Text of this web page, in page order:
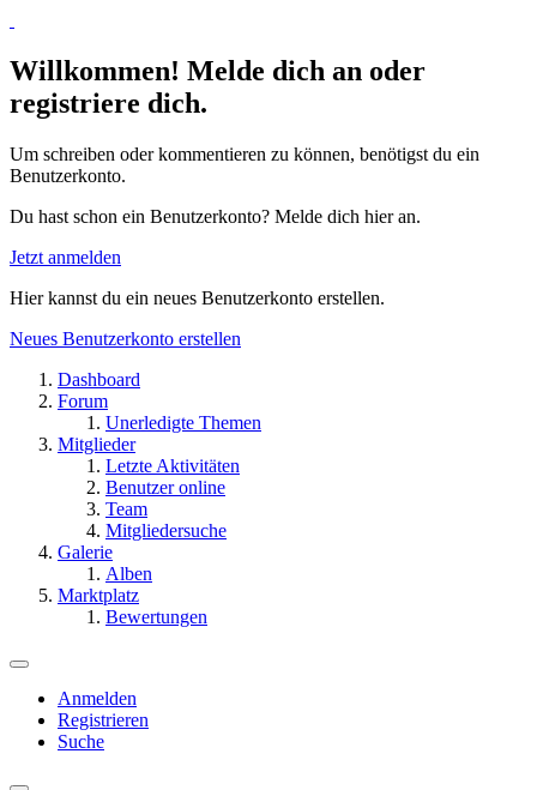
Willkommen! Melde dich an oder
registriere dich.
Um schreiben oder kommentieren zu können, benötigst du ein
Benutzerkonto.
Du hast schon ein Benutzerkonto? Melde dich hier an.
Jetzt anmelden
Hier kannst du ein neues Benutzerkonto erstellen.
Neues Benutzerkonto erstellen
Dashboard
Forum
Unerledigte Themen
Mitglieder
Letzte Aktivitäten
Benutzer online
Team
Mitgliedersuche
Galerie
Alben
Marktplatz
Bewertungen
Anmelden
Registrieren
Suche